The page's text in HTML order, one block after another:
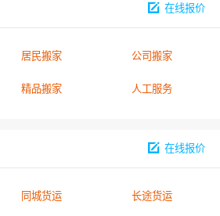
在线报价
居民搬家 公司搬家
精品搬家 人工服务
在线报价
同城货运 长途货运